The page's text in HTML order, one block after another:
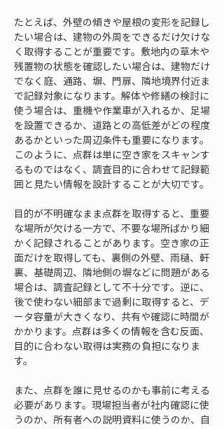
たとえば、外壁の傾きや屋根の変形を記録し
たい場合は、建物の外周をできるだけ欠けな
く取得することが重要です。敷地内の草木や
残置物の状態を確認したい場合は、建物だけ
でなく庭、通路、塀、門扉、隣地境界付近ま
で記録対象になります。解体や修繕の検討に
使う場合は、重機や作業車が入れるか、足場
を設置できるか、道路との高低差がどの程度
あるかといった周辺条件も重要になります。
このように、点群は単に空き家をスキャンす
るものではなく、調査目的に合わせて記録範
囲と見たい情報を設計することが大切です。
目的が不明確なまま点群を取得すると、重要
な場所が欠ける一方で、不要な場所ばかり細
かく記録されることがあります。空き家の正
面だけを取得しても、裏側の外壁、雨樋、軒
裏、基礎周辺、隣地側の塀などに問題がある
場合は、調査記録として不十分です。逆に、
後で使わない細部まで過剰に取得すると、デ
ータ容量が大きくなり、共有や確認に時間が
かかります。点群は多くの情報を含む反面、
目的に合わない取得は実務の負担になりま
す。
また、点群を誰に見せるのかも事前に考える
必要があります。現場担当者が社内確認に使
うのか、所有者への説明資料に使うのか、自